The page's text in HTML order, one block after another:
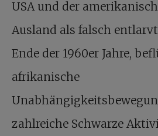
USA und der
Ausland als falsch
Ende der 1960er Jahre,
afrikanische
zahlreiche Schwarze